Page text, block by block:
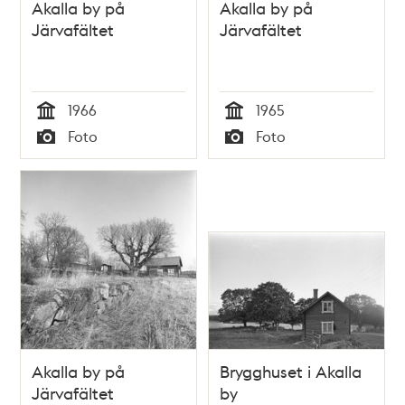
Akalla by på
Järvafältet
Tid
1966
Typ
Foto
Akalla by på
Järvafältet
Tid
1965
Typ
Foto
Akalla by på
Järvafältet
Brygghuset i Akalla
by